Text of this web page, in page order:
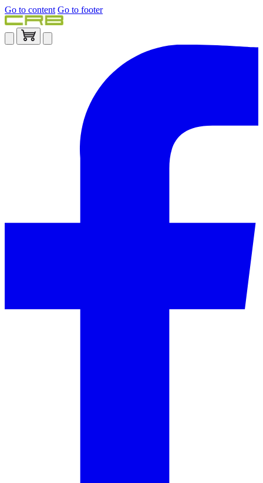
Go to content Go to footer